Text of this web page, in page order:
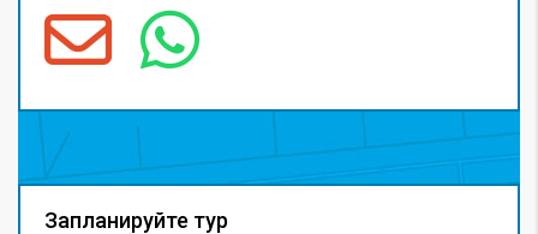
Запланируйте тур